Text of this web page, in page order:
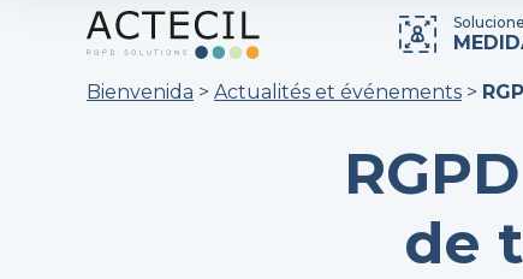
Bienvenida > Actualités et événements >
de